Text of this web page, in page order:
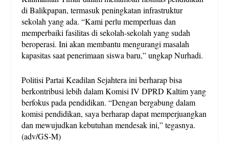
di Balikpapan, termasuk peningkatan infrastruktur
sekolah yang ada. “Kami perlu memperluas dan
memperbaiki fasilitas di sekolah-sekolah yang sudah
beroperasi. Ini akan membantu mengurangi masalah
kapasitas saat penerimaan siswa baru,” ungkap Nurhadi.
Politisi Partai Keadilan Sejahtera ini berharap bisa
berkontribusi lebih dalam Komisi IV DPRD Kaltim yang
berfokus pada pendidikan. “Dengan bergabung dalam
komisi pendidikan, saya berharap dapat memperjuangkan
dan mewujudkan kebutuhan mendesak ini,” tegasnya.
(adv/GS-M)